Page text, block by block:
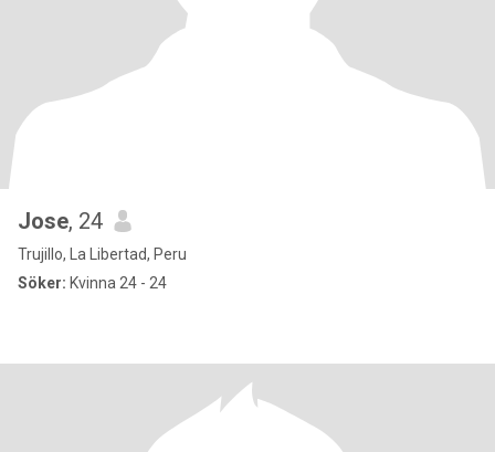
Jose, 24
Trujillo, La Libertad, Peru
Söker: Kvinna 24 - 24